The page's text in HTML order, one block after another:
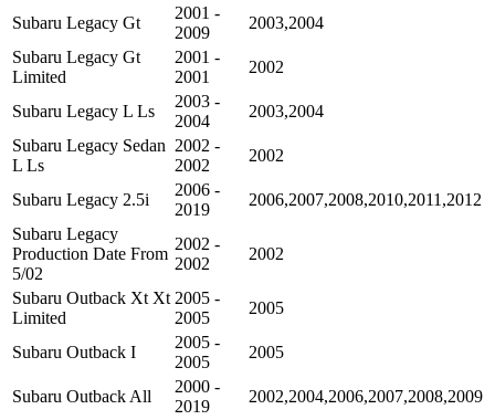
Subaru Legacy Gt
2001 -
2009
2003,2004
Subaru Legacy Gt
Limited
2001 -
2001
2002
Subaru Legacy L Ls
2003 -
2004
2003,2004
Subaru Legacy Sedan
L Ls
2002 -
2002
2002
Subaru Legacy 2.5i
2006 -
2019
2006,2007,2008,2010,2011,2012
Subaru Legacy
Production Date From
5/02
2002 -
2002
2002
Subaru Outback Xt Xt
Limited
2005 -
2005
2005
Subaru Outback I
2005 -
2005
2005
Subaru Outback All
2000 -
2019
2002,2004,2006,2007,2008,2009